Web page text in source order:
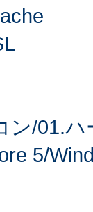
ン/01.ハ
5/